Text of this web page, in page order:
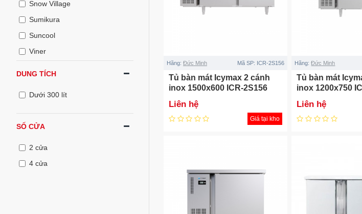
Snow Village
Sumikura
Suncool
Viner
SỐ CỬA
2 cửa
4 cửa
DUNG TÍCH
Dưới 300 lít
Hãng: Đức Minh Mã SP: ICR-2S156
Tủ bàn mát Icymax 2 cánh
inox 1500x600 ICR-2S156
Liên hệ
Giá tại kho
Hãng: Đức Minh
Tủ bàn mát
inox 1200x750
Liên hệ